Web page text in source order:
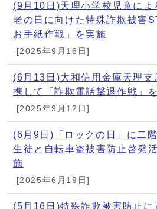
(9月10日)天理小学校児童によ
老の日に向けた特殊詐欺被害
お手紙作戦」を実施
[2025年9月16日]
(6月13日)大和信用金庫天理支
携して「詐欺電話撃退作戦」
[2025年9月12日]
(6月9日)「ロックの日」に二
生徒と自転車盗被害防止啓発
施
[2025年6月19日]
(5月16日)特殊詐欺被害防止に